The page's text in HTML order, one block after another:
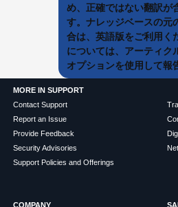
め、正確ではない翻訳が
す。ナレッジベースの元
合は、英語版をご利用く
については、アーティ
オプションを使用して報
MORE IN SUPPORT
Contact Support
Report an Issue
Provide Feedback
Security Advisories
Support Policies and Offerings
COMPANY